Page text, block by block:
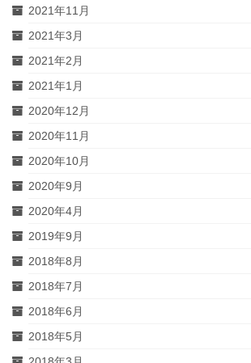
2021年11月
2021年3月
2021年2月
2021年1月
2020年12月
2020年11月
2020年10月
2020年9月
2020年4月
2019年9月
2018年8月
2018年7月
2018年6月
2018年5月